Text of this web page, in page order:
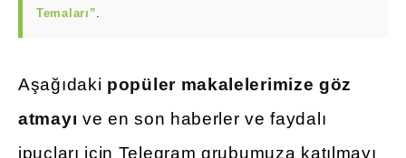
Temaları”
Aşağıdaki popüler makalelerimize göz
atmayı ve en son haberler ve faydalı
ipuçları için Telegram grubumuza katılmayı